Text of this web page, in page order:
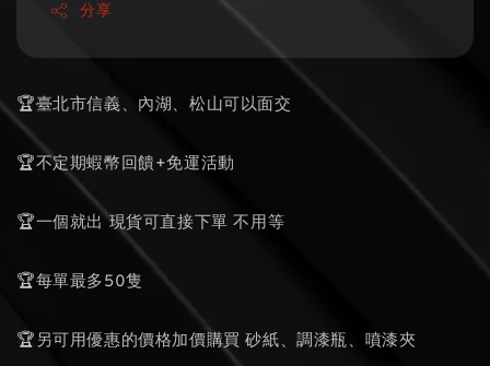
分享
🏆臺北市信義、內湖、松山可以面交
🏆不定期蝦幣回饋+免運活動
🏆一個就出 現貨可直接下單 不用等
🏆每單最多50隻
🏆另可用優惠的價格加價購買 砂紙、調漆瓶、噴漆夾